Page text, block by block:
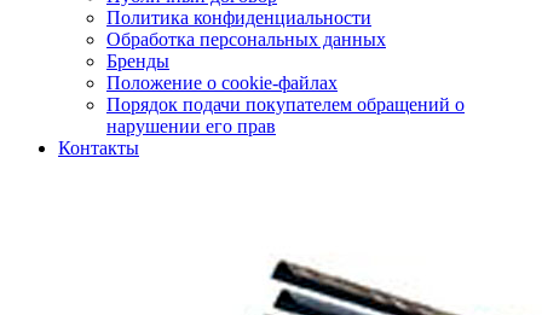
Политика конфиденциальности
Обработка персональных данных
Бренды
Положение о cookie-файлах
Порядок подачи покупателем обращений о
нарушении его прав
Контакты